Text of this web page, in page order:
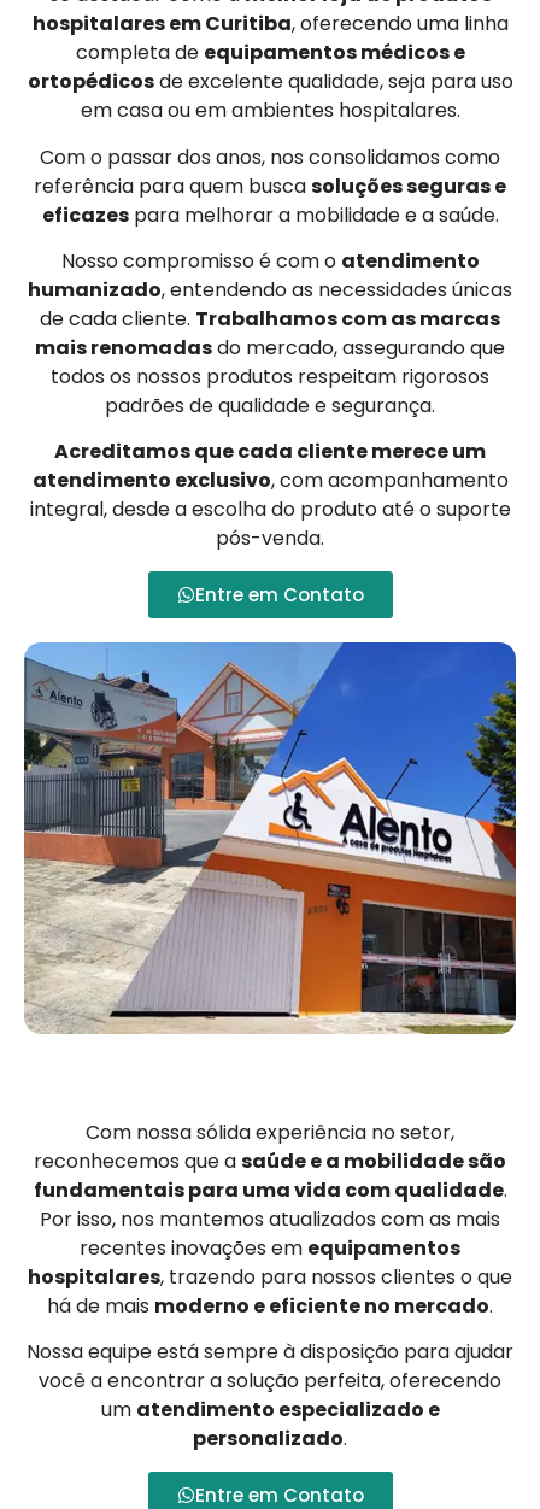
hospitalares em Curitiba, oferecendo uma linha
completa de equipamentos médicos e
ortopédicosde excelente qualidade, seja para uso
em casa ou em ambientes hospitalares.
Com o passar dos anos, nos consolidamos como
referência para quem buscasoluções seguras e
eficazespara melhorar a mobilidade e a saúde.
Nosso compromisso é com o atendimento
humanizado, entendendo as necessidades únicas
de cada cliente. Trabalhamos com as marcas
mais renomadasdo mercado, assegurando que
todos os nossos produtos respeitam rigorosos
padrões de qualidade e segurança.
Acreditamos que cada cliente merece um
atendimento exclusivo, com acompanhamento
integral, desde a escolha do produto até o suporte
pós-venda.
Entre em Contato
Com nossa sólida experiência no setor,
reconhecemos que asaúde e a mobilidade são
fundamentais para uma vida com qualidade.
Por isso, nos mantemos atualizados com as mais
recentes inovações em equipamentos
hospitalares, trazendo para nossos clientes o que
há de mais moderno e eficiente no mercado.
Nossa equipe está sempre à disposição para ajudar
você a encontrar a solução perfeita, oferecendo
um atendimento especializado e
personalizado.
Entre em Contato